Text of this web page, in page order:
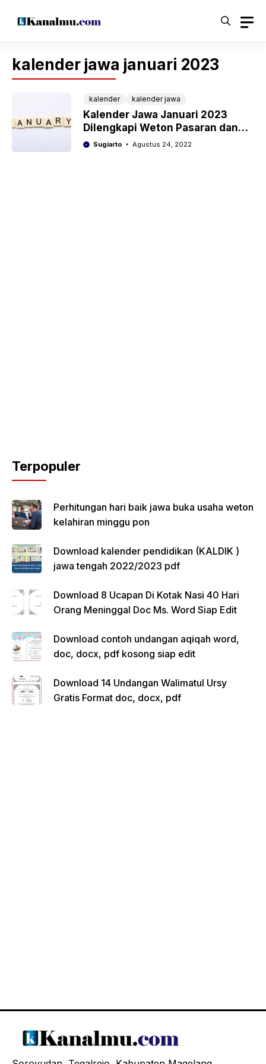
kalender jawa januari 2023
kalender kalender jawa
Kalender Jawa Januari 2023
Dilengkapi Weton Pasaran dan
Wuku
Sugiarto Agustus 24, 2022
Terpopuler
Perhitungan hari baik jawa buka usaha weton
kelahiran minggu pon
Download kalender pendidikan (KALDIK )
jawa tengah 2022/2023 pdf
Download 8 Ucapan Di Kotak Nasi 40 Hari
Orang Meninggal Doc Ms. Word Siap Edit
Download contoh undangan aqiqah word,
doc, docx, pdf kosong siap edit
Download 14 Undangan Walimatul Ursy
Gratis Format doc, docx, pdf